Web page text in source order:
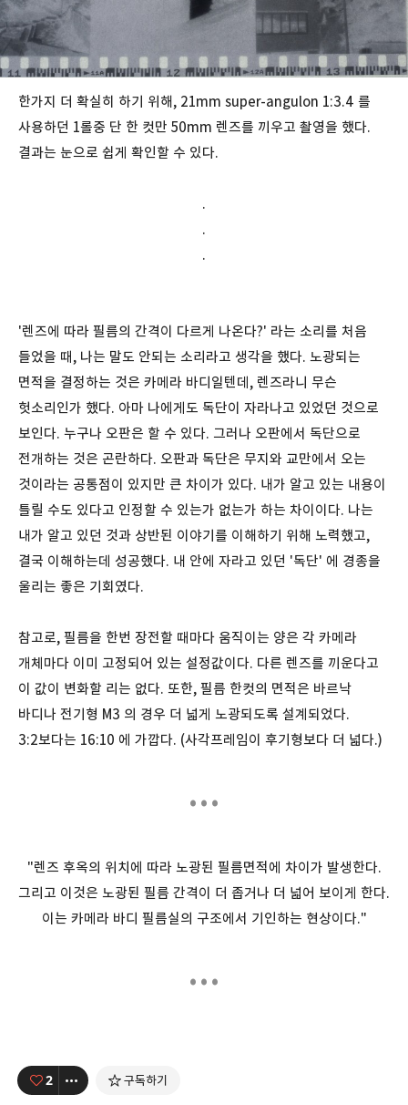
한가지 더 확실히 하기 위해, 21mm super-angulon 1:3.4 를
사용하던 1롤중 단 한 컷만 50mm 렌즈를 끼우고 촬영을 했다.
결과는 눈으로 쉽게 확인할 수 있다.
.
.
.
'렌즈에 따라 필름의 간격이 다르게 나온다?' 라는 소리를 처음
들었을 때, 나는 말도 안되는 소리라고 생각을 했다. 노광되는
면적을 결정하는 것은 카메라 바디일텐데, 렌즈라니 무슨
헛소리인가 했다. 아마 나에게도 독단이 자라나고 있었던 것으로
보인다. 누구나 오판은 할 수 있다. 그러나 오판에서 독단으로
전개하는 것은 곤란하다. 오판과 독단은 무지와 교만에서 오는
것이라는 공통점이 있지만 큰 차이가 있다. 내가 알고 있는 내용이
틀릴 수도 있다고 인정할 수 있는가 없는가 하는 차이이다. 나는
내가 알고 있던 것과 상반된 이야기를 이해하기 위해 노력했고,
결국 이해하는데 성공했다. 내 안에 자라고 있던 '독단' 에 경종을
울리는 좋은 기회였다.
참고로, 필름을 한번 장전할 때마다 움직이는 양은 각 카메라
개체마다 이미 고정되어 있는 설정값이다. 다른 렌즈를 끼운다고
이 값이 변화할 리는 없다. 또한, 필름 한컷의 면적은 바르낙
바디나 전기형 M3 의 경우 더 넓게 노광되도록 설계되었다.
3:2보다는 16:10 에 가깝다. (사각프레임이 후기형보다 더 넓다.)
...
"렌즈 후옥의 위치에 따라 노광된 필름면적에 차이가 발생한다.
그리고 이것은 노광된 필름 간격이 더 좁거나 더 넓어 보이게 한다.
이는 카메라 바디 필름실의 구조에서 기인하는 현상이다."
...
2 구독하기